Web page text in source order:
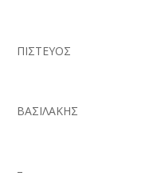
ΠΙΣΤΕΥΟΣ
ΒΑΣΙΛΑΚΗΣ
–